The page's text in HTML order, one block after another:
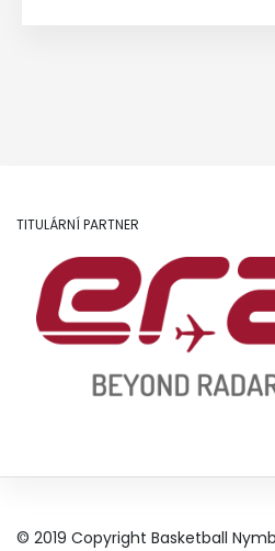
TITULÁRNÍ PARTNER
© 2019 Copyright Basketball